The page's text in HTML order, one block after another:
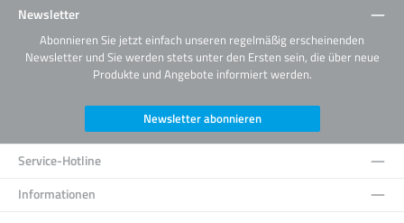
Newsletter
Abonnieren Sie jetzt einfach unseren regelmäßig erscheinenden
Newsletter und Sie werden stets unter den Ersten sein, die über neue
Produkte und Angebote informiert werden.
Newsletter abonnieren
Service-Hotline
Informationen